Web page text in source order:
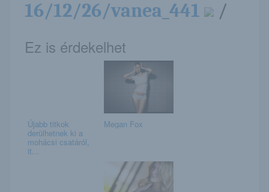
16/12/26/vanea_441
/
Ez is érdekelhet
Újabb titkok
derülhetnek ki a
mohácsi csatáról,
it...
Megan Fox